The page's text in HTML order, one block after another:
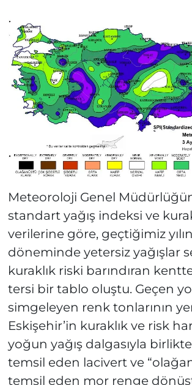
Meteoroloji Genel
standart yağış indeksi ve
verilerine göre, geçtiğimiz
döneminde yetersiz yağışlar
kuraklık riski barındıran
tersi bir tablo oluştu. Geçen
simgeleyen renk tonlarının
Eskişehir’in kuraklık ve risk
yoğun yağış dalgasıyla birlikte
temsil eden lacivert ve
temsil eden mor renge